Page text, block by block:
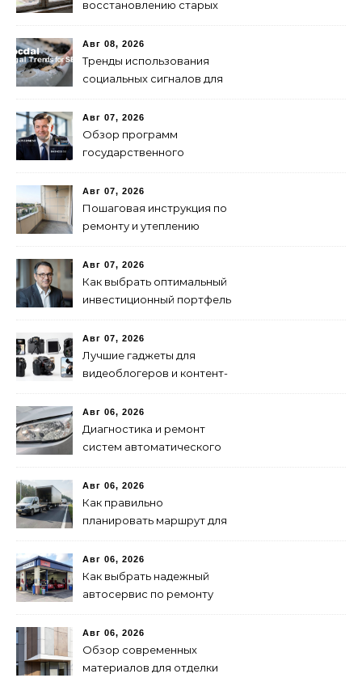
восстановлению старых
Авг 08, 2026
Тренды использования
социальных сигналов для
Авг 07, 2026
Обзор программ
государственного
поддержки бизнеса в
России
Авг 07, 2026
Пошаговая инструкция по
ремонту и утеплению
Авг 07, 2026
Как выбрать оптимальный
инвестиционный портфель
Авг 07, 2026
Лучшие гаджеты для
видеоблогеров и контент-
Авг 06, 2026
Диагностика и ремонт
систем автоматического
советы и рекомендации
Авг 06, 2026
Как правильно
планировать маршрут для
и методы
Авг 06, 2026
Как выбрать надежный
автосервис по ремонту
рекомендации
Авг 06, 2026
Обзор современных
материалов для отделки